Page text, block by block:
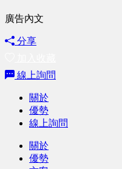
廣告內文
分享
線上詢問
關於
優勢
線上詢問
關於
優勢